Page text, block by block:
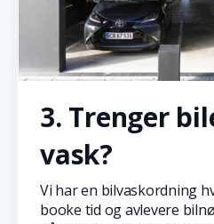
3. Trenger
vask?
Vi har en bilvaskordning
booke tid og avlevere